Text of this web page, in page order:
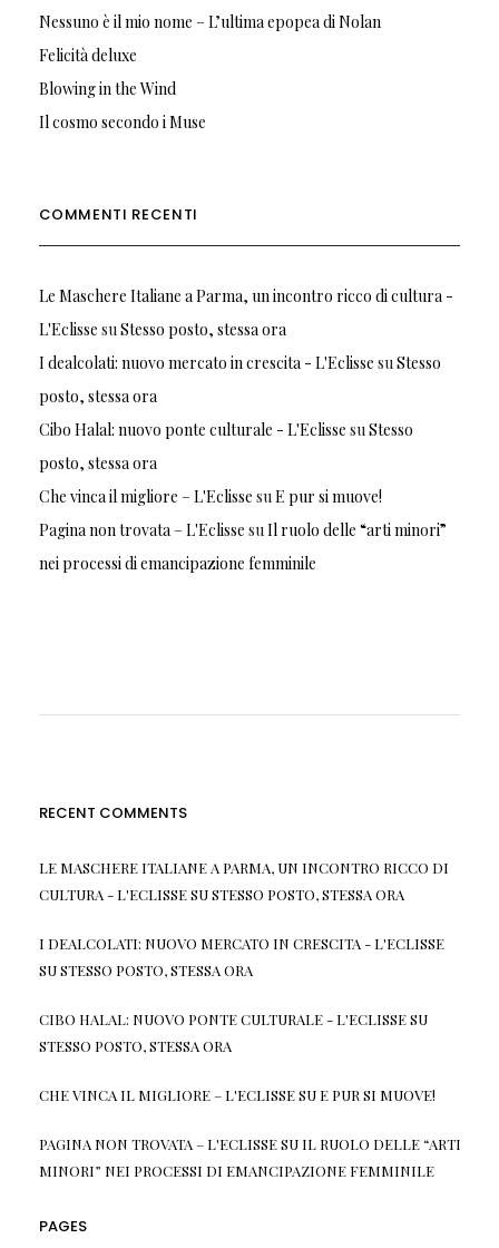
Nessuno è il mio nome – L’ultima epopea di Nolan
Felicità deluxe
Blowing in the Wind
Il cosmo secondo i Muse
COMMENTI RECENTI
Le Maschere Italiane a Parma, un incontro ricco di cultura -
L'Eclisse su Stesso posto, stessa ora
I dealcolati: nuovo mercato in crescita - L'Eclisse su Stesso
posto, stessa ora
Cibo Halal: nuovo ponte culturale - L'Eclisse su Stesso
posto, stessa ora
Che vinca il migliore – L'Eclisse su E pur si muove!
Pagina non trovata – L'Eclisse su Il ruolo delle “arti minori”
nei processi di emancipazione femminile
RECENT COMMENTS
LE MASCHERE ITALIANE A PARMA, UN INCONTRO RICCO DI
CULTURA - L'ECLISSESUSTESSO POSTO, STESSA ORA
I DEALCOLATI: NUOVO MERCATO IN CRESCITA - L'ECLISSE
SUSTESSO POSTO, STESSA ORA
CIBO HALAL: NUOVO PONTE CULTURALE - L'ECLISSESU
STESSO POSTO, STESSA ORA
CHE VINCA IL MIGLIORE – L'ECLISSESU E PUR SI MUOVE!
PAGINA NON TROVATA – L'ECLISSESU IL RUOLO DELLE “ARTI
MINORI” NEI PROCESSI DI EMANCIPAZIONE FEMMINILE
PAGES